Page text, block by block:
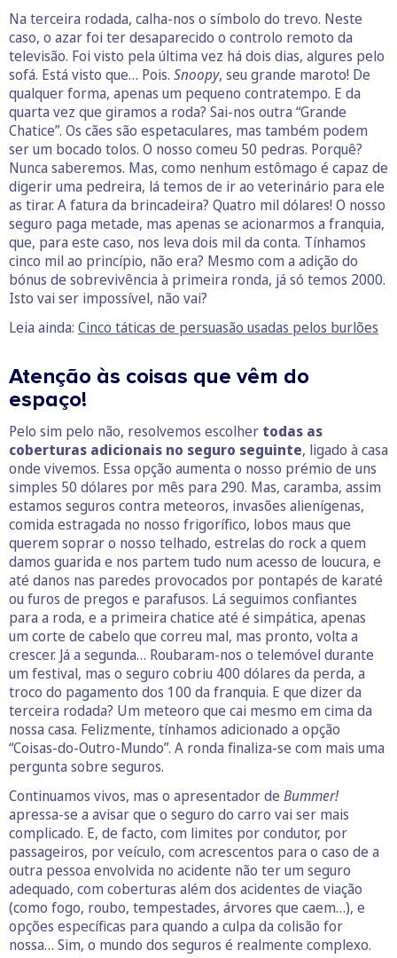
Na terceira rodada, calha-nos o símbolo do trevo. Neste
caso, o azar foi ter desaparecido o controlo remoto da
televisão. Foi visto pela última vez há dois dias, algures pelo
sofá. Está visto que… Pois. Snoopy, seu grande maroto! De
qualquer forma, apenas um pequeno contratempo. E da
quarta vez que giramos a roda? Sai-nos outra “Grande
Chatice”. Os cães são espetaculares, mas também podem
ser um bocado tolos. O nosso comeu 50 pedras. Porquê?
Nunca saberemos. Mas, como nenhum estômago é capaz de
digerir uma pedreira, lá temos de ir ao veterinário para ele
as tirar. A fatura da brincadeira? Quatro mil dólares! O nosso
seguro paga metade, mas apenas se acionarmos a franquia,
que, para este caso, nos leva dois mil da conta. Tínhamos
cinco mil ao princípio, não era? Mesmo com a adição do
bónus de sobrevivência à primeira ronda, já só temos 2000.
Isto vai ser impossível, não vai?
Leia ainda: Cinco táticas de persuasão usadas pelos burlões
Atenção às coisas que vêm do
espaço!
Pelo sim pelo não, resolvemos escolher todas as
coberturas adicionais no seguro seguinte, ligado à casa
onde vivemos. Essa opção aumenta o nosso prémio de uns
simples 50 dólares por mês para 290. Mas, caramba, assim
estamos seguros contra meteoros, invasões alienígenas,
comida estragada no nosso frigorífico, lobos maus que
querem soprar o nosso telhado, estrelas do rock a quem
damos guarida e nos partem tudo num acesso de loucura, e
até danos nas paredes provocados por pontapés de karaté
ou furos de pregos e parafusos. Lá seguimos confiantes
para a roda, e a primeira chatice até é simpática, apenas
um corte de cabelo que correu mal, mas pronto, volta a
crescer. Já a segunda… Roubaram-nos o telemóvel durante
um festival, mas o seguro cobriu 400 dólares da perda, a
troco do pagamento dos 100 da franquia. E que dizer da
terceira rodada? Um meteoro que cai mesmo em cima da
nossa casa. Felizmente, tínhamos adicionado a opção
“Coisas-do-Outro-Mundo”. A ronda finaliza-se com mais uma
pergunta sobre seguros.
Continuamos vivos, mas o apresentador de Bummer!
apressa-se a avisar que o seguro do carro vai ser mais
complicado. E, de facto, com limites por condutor, por
passageiros, por veículo, com acrescentos para o caso de a
outra pessoa envolvida no acidente não ter um seguro
adequado, com coberturas além dos acidentes de viação
(como fogo, roubo, tempestades, árvores que caem…), e
opções específicas para quando a culpa da colisão for
nossa… Sim, o mundo dos seguros é realmente complexo.